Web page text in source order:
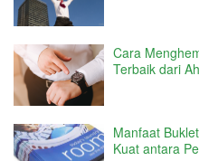
Cara
Terbaik dari
Manfaat
Kuat antara